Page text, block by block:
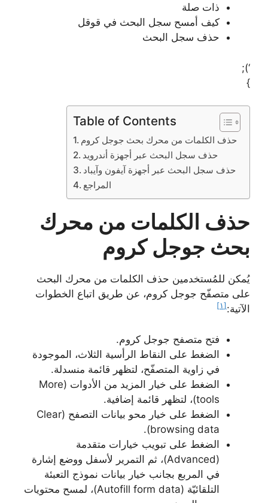
ذات صلة
كيف أمسح سجل البحث في قوقل
حذف سجل البحث
‘);
}
Table of Contents
حذف الكلمات من محرك بحث جوجل كروم
حذف سجل البحث عبر أجهزة أندرويد
حذف سجل البحث عبر أجهزة آيفون وآيباد
المراجع
حذف الكلمات من محرك
بحث جوجل كروم
يُمكن للمُستخدمين حذف الكلمات من محرك البحث
على متصفّح جوجل كروم، عن طريق اتباع الخطوات
الآتية: [١]
فتح متصفح جوجل كروم.
الضغط على النقاط الرأسية الثلاث، الموجودة
في زاوية المتصفّح، لتظهر قائمة منسدلة.
الضغط على خيار المزيد من الأدوات (More
tools)، لتظهر قائمة إضافية.
الضغط على خيار محو بيانات التصفح (Clear
browsing data).
الضغط على تبويب خيارات متقدمة
(Advanced)، ثم التمرير لأسفل ووضع إشارة
في المربع بجانب خيار بيانات نموذج التعبئة
التلقائيّة (Autofill form data)، لمسح محتويات